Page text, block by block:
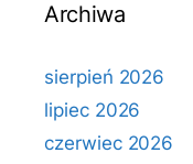
Archiwa
sierpień 2026
lipiec 2026
czerwiec 2026